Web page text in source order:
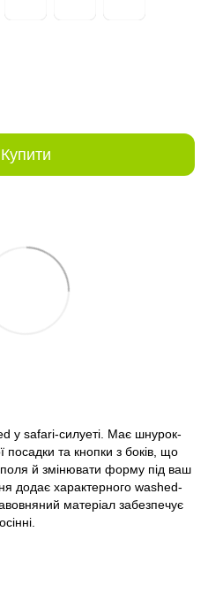
Купити
у safari-силуеті. Має шнурок-
та кнопки з боків, що
поля й змінювати форму під ваш
додає характерного washed-
матеріал забезпечує